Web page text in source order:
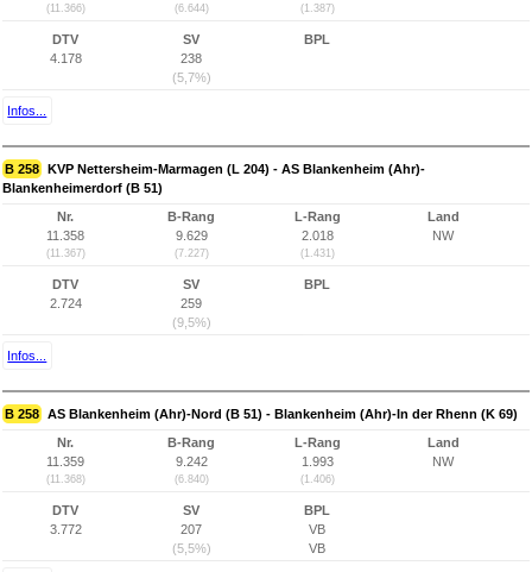
(11.366) (6.644) (1.387)
DTV
4.178
SV
238
(5,7%)
BPL
Infos...
B 258 KVP Nettersheim-Marmagen (L 204) - AS Blankenheim (Ahr)-
Blankenheimerdorf (B 51)
Nr.
11.358
(11.367)
B-Rang
9.629
(7.227)
L-Rang
2.018
(1.431)
Land
NW
DTV
2.724
SV
259
(9,5%)
BPL
Infos...
B 258 AS Blankenheim (Ahr)-Nord (B 51) - Blankenheim (Ahr)-In der Rhenn (K 69)
Nr.
11.359
(11.368)
B-Rang
9.242
(6.840)
L-Rang
1.993
(1.406)
Land
NW
DTV
3.772
SV
207
(5,5%)
BPL
VB
VB